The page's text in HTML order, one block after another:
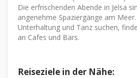
Die erfrischenden Abende in Jelsa
angenehme Spaziergänge am Meer.
Unterhaltung und Tanz suchen,
an Cafes und Bars.
Reiseziele in der Nähe: